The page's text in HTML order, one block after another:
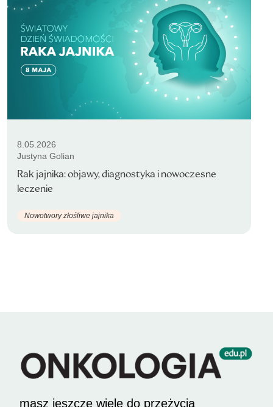
8.05.2026
Justyna Golian
Rak jajnika: objawy, diagnostyka i nowoczesne
leczenie
Nowotwory złośliwe jajnika
masz jeszcze wiele do przeżycia